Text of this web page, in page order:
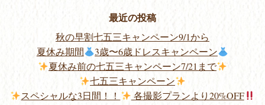
最近の投稿
秋の早割七五三キャンペーン9/1から
夏休み期間
3歳〜6歳ドレスキャンペーン
夏休み前の七五三キャンペーン7/21まで
七五三キャンペーン
スペシャルな3日間！！
各撮影プランより20%OFF